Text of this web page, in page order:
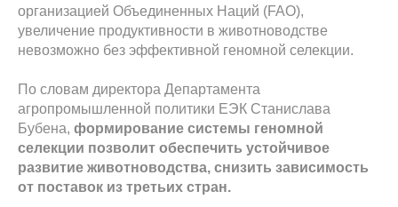
организацией Объединенных Наций (FAO),
увеличение продуктивности в животноводстве
невозможно без эффективной геномной селекции.
По словам директора Департамента
агропромышленной политики ЕЭК Станислава
Бубена, формирование системы геномной
селекции позволит обеспечить устойчивое
развитие животноводства, снизить зависимость
от поставок из третьих стран.